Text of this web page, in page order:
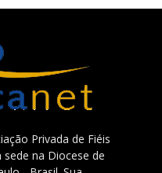
Privada de Fiéis
na Diocese de